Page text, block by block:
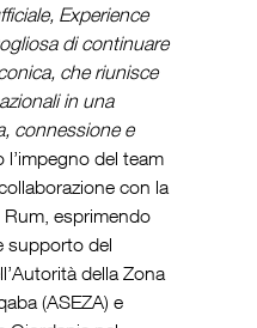
Experience
di continuare
che riunisce
in una
connessione e
l’impegno del team
con la
esprimendo
supporto del
della Zona
(ASEZA) e